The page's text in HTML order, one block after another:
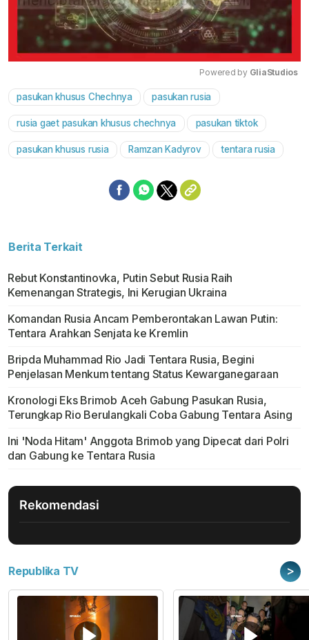
Powered by GliaStudios
pasukan khusus Chechnya pasukan rusia
rusia gaet pasukan khusus chechnya pasukan tiktok
pasukan khusus rusia Ramzan Kadyrov tentara rusia
Berita Terkait
Rebut Konstantinovka, Putin Sebut Rusia Raih
Kemenangan Strategis, Ini Kerugian Ukraina
Komandan Rusia Ancam Pemberontakan Lawan Putin:
Tentara Arahkan Senjata ke Kremlin
Bripda Muhammad Rio Jadi Tentara Rusia, Begini
Penjelasan Menkum tentang Status Kewarganegaraan
Kronologi Eks Brimob Aceh Gabung Pasukan Rusia,
Terungkap Rio Berulangkali Coba Gabung Tentara Asing
Ini 'Noda Hitam' Anggota Brimob yang Dipecat dari Polri
dan Gabung ke Tentara Rusia
Rekomendasi
Republika TV >